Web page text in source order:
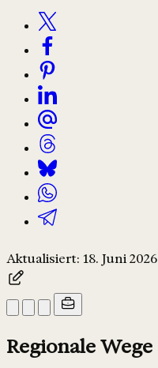
Aktualisiert: 18. Juni 2026
Regionale Wege